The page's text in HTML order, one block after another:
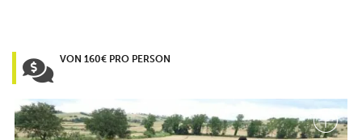
VON 160€ PRO PERSON